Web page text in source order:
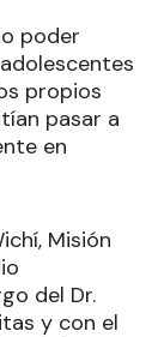
poder
propios
pasar a
en
Misión
del Dr.
y con el